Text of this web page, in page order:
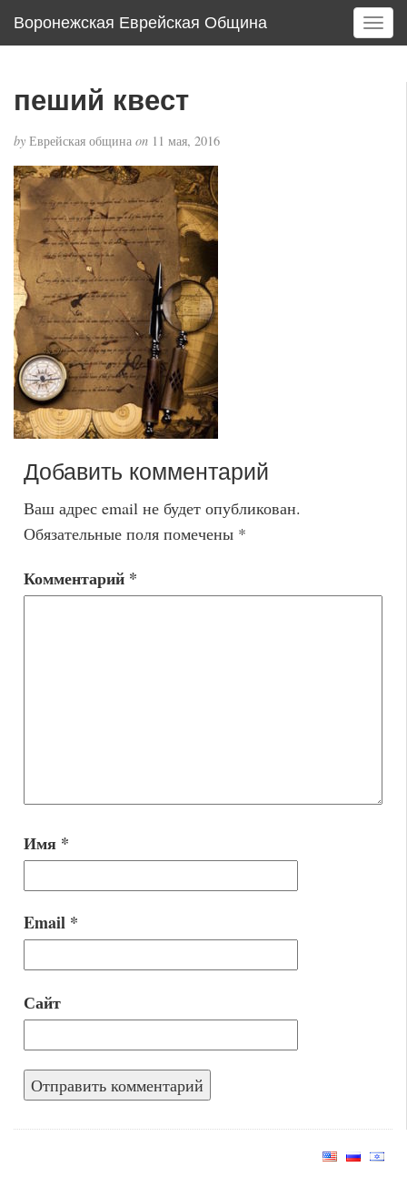
Воронежская Еврейская Община
T
o
пеший квест
by Еврейская община on 11 мая, 2016
Добавить комментарий
Ваш адрес email не будет опубликован.
Обязательные поля помечены *
Комментарий *
Имя *
Email *
Сайт